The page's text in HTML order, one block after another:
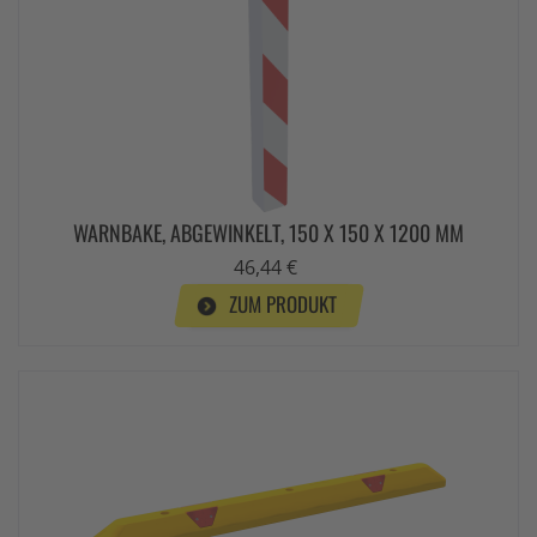
WARNBAKE, ABGEWINKELT, 150 X 150 X 1200 MM
46,44 €
ZUM PRODUKT